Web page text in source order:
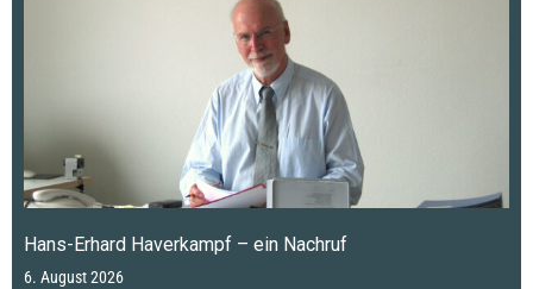
Hans-Erhard Haverkampf – ein Nachruf
6. August 2026